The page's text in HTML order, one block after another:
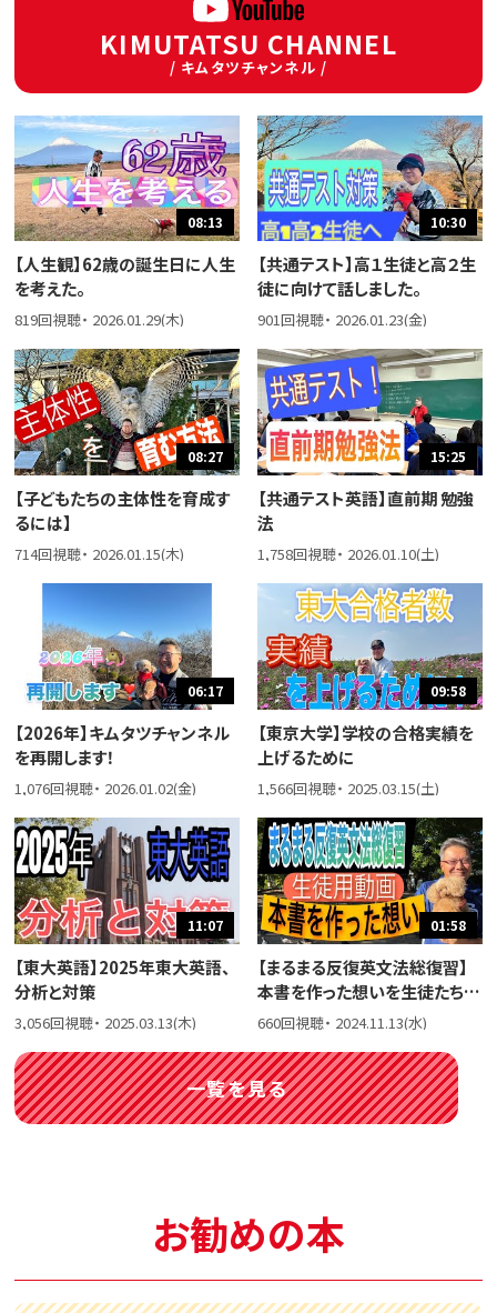
KIMUTATSU CHANNEL
/ キムタツチャンネル /
08:13
【人生観】62歳の誕生日に人生
を考えた。
819回視聴・ 2026.01.29(木)
10:30
【共通テスト】高１生徒と高２生
徒に向けて話しました。
901回視聴・ 2026.01.23(金)
08:27
【子どもたちの主体性を育成す
るには】
714回視聴・ 2026.01.15(木)
15:25
【共通テスト英語】直前期 勉強
法
1,758回視聴・ 2026.01.10(土)
06:17
【2026年】キムタツチャンネル
を再開します！
1,076回視聴・ 2026.01.02(金)
09:58
【東京大学】学校の合格実績を
上げるために
1,566回視聴・ 2025.03.15(土)
11:07
【東大英語】2025年東大英語、
分析と対策
3,056回視聴・ 2025.03.13(木)
01:58
【まるまる反復英文法総復習】
本書を作った想いを生徒たちに
話しました。
660回視聴・ 2024.11.13(水)
一覧を見る
お勧めの本